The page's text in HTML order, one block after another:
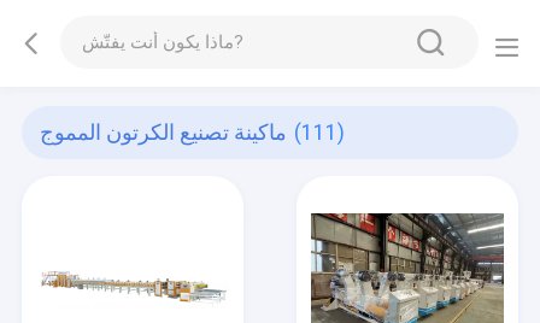
ماكينة تصنيع الكرتون المموج (111)